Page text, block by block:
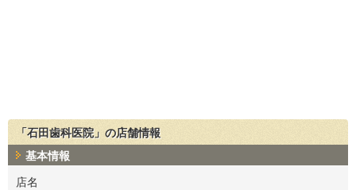
「石田歯科医院」の店舗情報
基本情報
店名